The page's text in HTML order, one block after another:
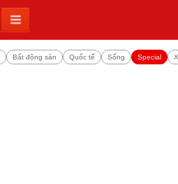
Bất động sản Quốc tế Sống Special